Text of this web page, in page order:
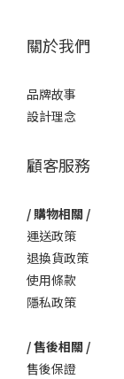
關於我們
品牌故事
設計理念
顧客服務
/ 購物相關 /
運送政策
退換貨政策
使用條款
隱私政策
/ 售後相關 /
售後保證